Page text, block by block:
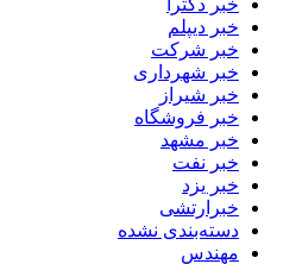
خبر دیپلم
خبر شرکت
خبر شهرداری
خبر شیراز
خبر فروشگاه
خبر مشهد
خبر نفت
خبر یزد
خبرارتشی
دسته‌بندی نشده
مهندس